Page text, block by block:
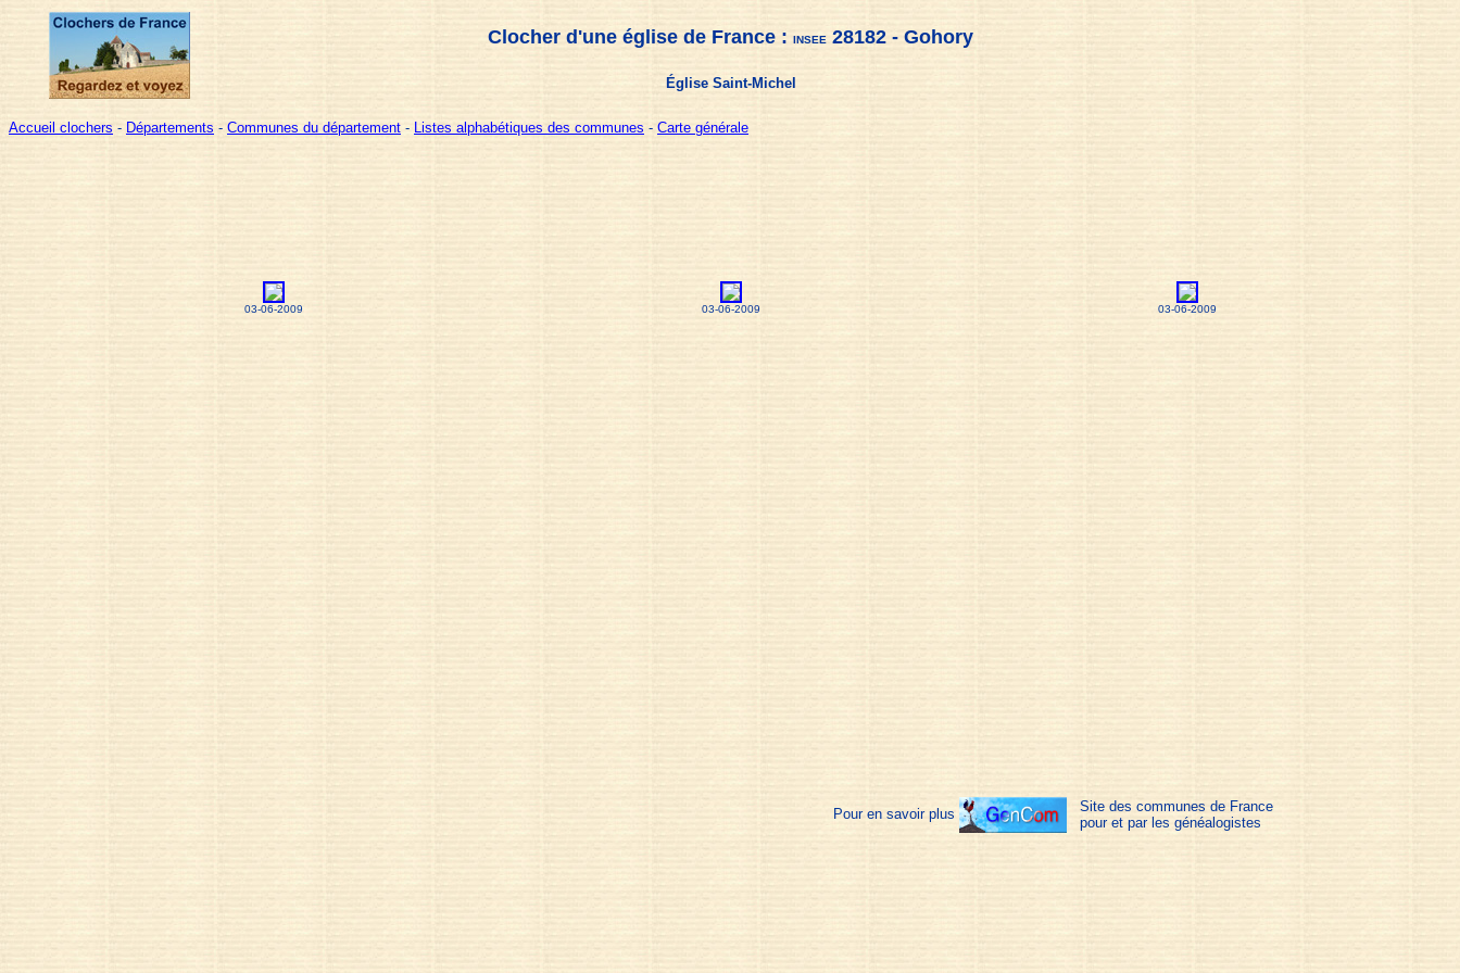
Clocher d'une église de France : INSEE 28182 - Gohory
Église Saint-Michel
Accueil clochers - Départements - Communes du département - Listes alphabétiques des communes - Carte générale
03-06-2009 03-06-2009 03-06-2009
Pour en savoir plus
Site des communes de France
pour et par les généalogistes